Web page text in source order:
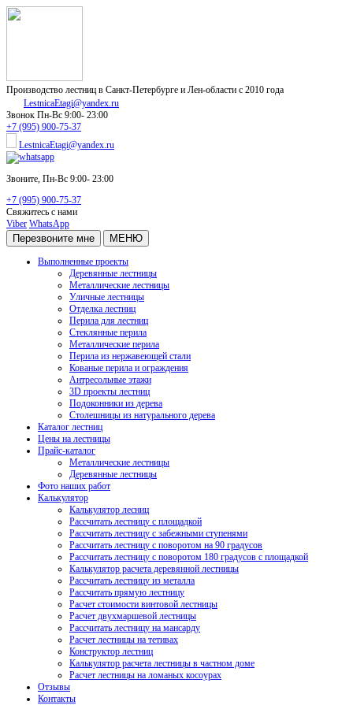
Производство лестниц в Санкт-Петербурге и Лен-области с 2010 года
LestnicaEtagi@yandex.ru
Звонок Пн-Вс 9:00- 23:00
+7 (995) 900-75-37
LestnicaEtagi@yandex.ru
Звоните, Пн-Вс 9:00- 23:00
+7 (995) 900-75-37
Свяжитесь с нами
Viber WhatsApp
Перезвоните мне МЕНЮ
Выполненные проекты
Деревянные лестницы
Металлические лестницы
Уличные лестницы
Отделка лестниц
Перила для лестниц
Стеклянные перила
Металлические перила
Перила из нержавеющей стали
Кованые перила и ограждения
Антресольные этажи
3D проекты лестниц
Подоконники из дерева
Столешницы из натурального дерева
Каталог лестниц
Цены на лестницы
Прайс-каталог
Металлические лестницы
Деревянные лестницы
Фото наших работ
Калькулятор
Калькулятор лесниц
Рассчитать лестницу с площадкой
Рассчитать лестницу с забежными ступенями
Рассчитать лестницу с поворотом на 90 градусов
Рассчитать лестницу с поворотом 180 градусов с площадкой
Калькулятор расчета деревянной лестницы
Рассчитать лестницу из металла
Рассчитать прямую лестницу
Расчет стоимости винтовой лестницы
Расчет двухмаршевой лестницы
Рассчитать лестницу на мансарду
Расчет лестницы на тетивах
Конструктор лестниц
Калькулятор расчета лестницы в частном доме
Расчет лестницы на ломаных косоурах
Отзывы
Контакты